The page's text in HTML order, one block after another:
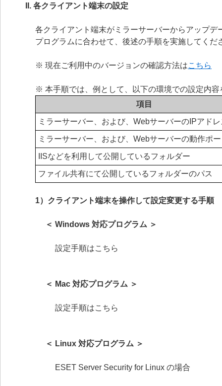
II. 各クライアント端末の設定
各クライアント端末がミラーサーバーからアップ
プログラムに合わせて、後述の手順を実施してくだ
※ 現在ご利用中のバージョンの確認方法はこちら
※ 本手順では、例として、以下の環境での設定内容
項目
ミラーサーバー、および、WebサーバーのIPアドレ
ミラーサーバー、および、Webサーバーの動作ポ
IISなどを利用して公開しているフォルダー
ファイル共有にて公開しているフォルダーのパス
1）クライアント端末を操作して設定変更する手順
＜ Windows 対応プログラム ＞
設定手順はこちら
＜ Mac 対応プログラム ＞
設定手順はこちら
＜ Linux 対応プログラム ＞
ESET Server Security for Linux の場合